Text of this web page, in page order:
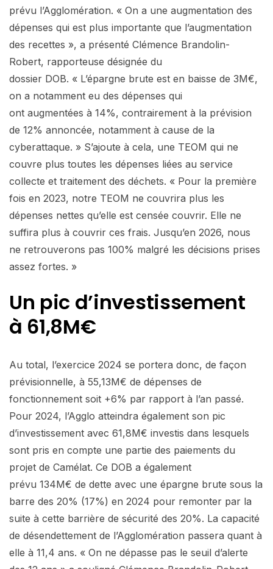
prévu l’Agglomération. « On a une augmentation des
dépenses qui est plus importante que l’augmentation
des recettes », a présenté Clémence Brandolin-
Robert, rapporteuse désignée du
dossier DOB. « L’épargne brute est en baisse de 3M€,
on a notamment eu des dépenses qui
ont augmentées à 14%, contrairement à la prévision
de 12% annoncée, notamment à cause de la
cyberattaque. » S’ajoute à cela, une TEOM qui ne
couvre plus toutes les dépenses liées au service
collecte et traitement des déchets. « Pour la première
fois en 2023, notre TEOM ne couvrira plus les
dépenses nettes qu’elle est censée couvrir. Elle ne
suffira plus à couvrir ces frais. Jusqu’en 2026, nous
ne retrouverons pas 100% malgré les décisions prises
assez fortes. »
Un pic d’investissement
à 61,8M€
Au total, l’exercice 2024 se portera donc, de façon
prévisionnelle, à 55,13M€ de dépenses de
fonctionnement soit +6% par rapport à l’an passé.
Pour 2024, l’Agglo atteindra également son pic
d’investissement avec 61,8M€ investis dans lesquels
sont pris en compte une partie des paiements du
projet de Camélat. Ce DOB a également
prévu 134M€ de dette avec une épargne brute sous la
barre des 20% (17%) en 2024 pour remonter par la
suite à cette barrière de sécurité des 20%. La capacité
de désendettement de l’Agglomération passera quant à
elle à 11,4 ans. « On ne dépasse pas le seuil d’alerte